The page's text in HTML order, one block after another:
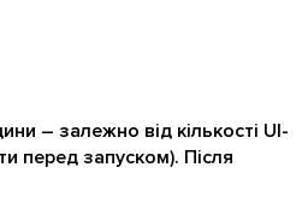
– залежно від кількості UI-
перед запуском). Після